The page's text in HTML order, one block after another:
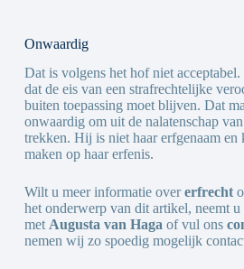
Onwaardig
Dat is volgens het hof niet
dat de eis van een strafrechtelijke
buiten toepassing moet blijven. Dat
onwaardig om uit de nalatenschap
trekken. Hij is niet haar erfgenaam en
maken op haar erfenis.
Wilt u meer informatie overerfrecht
het onderwerp van dit artikel, neemt u
met Augusta van Haga of vul ons
nemen wij zo spoedig mogelijk